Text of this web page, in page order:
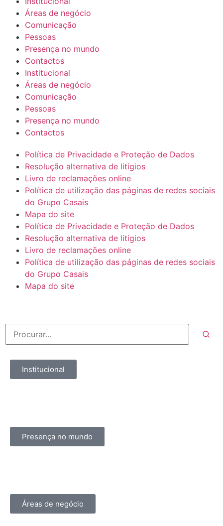
Áreas de negócio
Comunicação
Pessoas
Presença no mundo
Contactos
Institucional
Áreas de negócio
Comunicação
Pessoas
Presença no mundo
Contactos
Política de Privacidade e Proteção de Dados
Resolução alternativa de litígios
Livro de reclamações online
Política de utilização das páginas de redes sociais
do Grupo Casais
Mapa do site
Política de Privacidade e Proteção de Dados
Resolução alternativa de litígios
Livro de reclamações online
Política de utilização das páginas de redes sociais
do Grupo Casais
Mapa do site
Institucional
Presença no mundo
Áreas de negócio